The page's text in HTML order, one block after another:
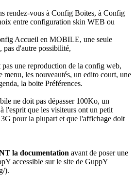
rendez-vous à Config Boites, à Config
entre configuration skin WEB ou
Accueil en MOBILE, une seule
pas d'autre possibilité,
une reproduction de la config web,
menu, les nouveautés, un edito court, une
la boite Préférences.
ne doit pas dépasser 100Ko, un
l'esprit que les visiteurs ont un petit
pour la plupart et que l'affichage doit
la documentation avant de poser une
accessible sur le site de GuppY
).